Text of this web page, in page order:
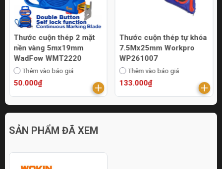
Thước cuộn thép 2 mặt
nền vàng 5mx19mm
WadFow WMT2220
Thêm vào báo giá
50.000₫
Thước cuộn thép tự khóa
7.5Mx25mm Workpro
WP261007
Thêm vào báo giá
133.000₫
SẢN PHẨM ĐÃ XEM